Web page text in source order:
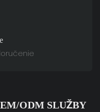
ODM SLUŽBY